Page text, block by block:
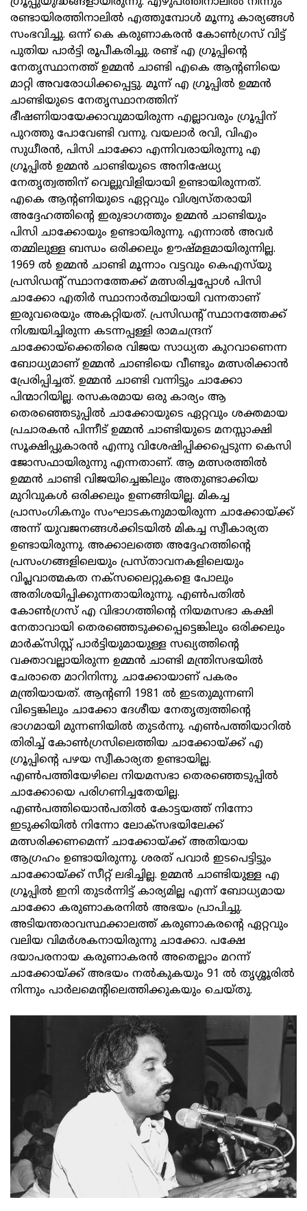
രണ്ടായിരത്തിനാലില്‍ എത്തുമ്പോള്‍ മൂന്നു കാര്യങ്ങള്‍
സംഭവിച്ചു. ഒന്ന് കെ കരുണാകരന്‍ കോണ്‍ഗ്രസ് വിട്ട്
പുതിയ പാര്‍ട്ടി രൂപീകരിച്ചു. രണ്ട് എ ഗ്രൂപ്പിന്റെ
നേതൃസ്ഥാനത്ത് ഉമ്മന്‍ ചാണ്ടി എകെ ആന്റണിയെ
മാറ്റി അവരോധിക്കപ്പെട്ടു. മൂന്ന് എ ഗ്രൂപ്പില്‍ ഉമ്മന്‍
ചാണ്ടിയുടെ നേതൃസ്ഥാനത്തിന്
ഭീഷണിയായേക്കാവുമായിരുന്ന എല്ലാവരും ഗ്രൂപ്പിന്
പുറത്തു പോവേണ്ടി വന്നു. വയലാര്‍ രവി, വിഎം
സുധീരന്‍, പിസി ചാക്കോ എന്നിവരായിരുന്നു എ
ഗ്രൂപ്പില്‍ ഉമ്മന്‍ ചാണ്ടിയുടെ അനിഷേധ്യ
നേതൃത്വത്തിന് വെല്ലുവിളിയായി ഉണ്ടായിരുന്നത്.
എകെ ആന്റണിയുടെ ഏറ്റവും വിശ്വസ്തരായി
അദ്ദേഹത്തിന്റെ ഇരുഭാഗത്തും ഉമ്മന്‍ ചാണ്ടിയും
പിസി ചാക്കോയും ഉണ്ടായിരുന്നു. എന്നാല്‍ അവര്‍
തമ്മിലുള്ള ബന്ധം ഒരിക്കലും ഊഷ്മളമായിരുന്നില്ല.
1969 ല്‍ ഉമ്മന്‍ ചാണ്ടി മൂന്നാം വട്ടവും കെഎസ്‌യു
പ്രസിഡന്റ് സ്ഥാനത്തേക്ക് മത്സരിച്ചപ്പോള്‍ പിസി
ചാക്കോ എതിര്‍ സ്ഥാനാര്‍ത്ഥിയായി വന്നതാണ്
ഇരുവരെയും അകറ്റിയത്. പ്രസിഡന്റ് സ്ഥാനത്തേക്ക്
നിശ്ചയിച്ചിരുന്ന കടന്നപ്പള്ളി രാമചന്ദ്രന്
ചാക്കോയ്‌ക്കെതിരെ വിജയ സാധ്യത കുറവാണെന്ന
ബോധ്യമാണ് ഉമ്മന്‍ ചാണ്ടിയെ വീണ്ടും മത്സരിക്കാന്‍
പ്രേരിപ്പിച്ചത്. ഉമ്മന്‍ ചാണ്ടി വന്നിട്ടും ചാക്കോ
പിന്മാറിയില്ല. രസകരമായ ഒരു കാര്യം ആ
തെരഞ്ഞെടുപ്പില്‍ ചാക്കോയുടെ ഏറ്റവും ശക്തമായ
പ്രചാരകന്‍ പിന്നീട് ഉമ്മന്‍ ചാണ്ടിയുടെ മനസ്സാക്ഷി
സൂക്ഷിപ്പുകാരന്‍ എന്നു വിശേഷിപ്പിക്കപ്പെടുന്ന കെസി
ജോസഫായിരുന്നു എന്നതാണ്. ആ മത്സരത്തില്‍
ഉമ്മന്‍ ചാണ്ടി വിജയിച്ചെങ്കിലും അതുണ്ടാക്കിയ
മുറിവുകള്‍ ഒരിക്കലും ഉണങ്ങിയില്ല. മികച്ച
പ്രാസംഗികനും സംഘാടകനുമായിരുന്ന ചാക്കോയ്ക്ക്
അന്ന് യുവജനങ്ങള്‍ക്കിടയില്‍ മികച്ച സ്വീകാര്യത
ഉണ്ടായിരുന്നു. അക്കാലത്തെ അദ്ദേഹത്തിന്റെ
പ്രസംഗങ്ങളിലെയും പ്രസ്താവനകളിലെയും
വിപ്ലവാത്മകത നക്സലൈറ്റുകളെ പോലും
അതിശയിപ്പിക്കുന്നതായിരുന്നു. എണ്‍പതില്‍
കോണ്‍ഗ്രസ് എ വിഭാഗത്തിന്റെ നിയമസഭാ കക്ഷി
നേതാവായി തെരഞ്ഞെടുക്കപ്പെട്ടെങ്കിലും ഒരിക്കലും
മാര്‍ക്‌സിസ്റ്റ് പാര്‍ട്ടിയുമായുള്ള സഖ്യത്തിന്റെ
വക്താവല്ലായിരുന്ന ഉമ്മന്‍ ചാണ്ടി മന്ത്രിസഭയില്‍
ചേരാതെ മാറിനിന്നു. ചാക്കോയാണ് പകരം
മന്ത്രിയായത്. ആന്റണി 1981 ല്‍ ഇടതുമുന്നണി
വിട്ടെങ്കിലും ചാക്കോ ദേശീയ നേതൃത്വത്തിന്റെ
ഭാഗമായി മുന്നണിയില്‍ തുടര്‍ന്നു. എണ്‍പത്തിയാറില്‍
തിരിച്ച് കോണ്‍ഗ്രസിലെത്തിയ ചാക്കോയ്ക്ക് എ
ഗ്രൂപ്പിന്റെ പഴയ സ്വീകാര്യത ഉണ്ടായില്ല.
എണ്‍പത്തിയേഴിലെ നിയമസഭാ തെരഞ്ഞെടുപ്പില്‍
ചാക്കോയെ പരിഗണിച്ചതേയില്ല.
എണ്‍പത്തിയൊന്‍പതില്‍ കോട്ടയത്ത് നിന്നോ
ഇടുക്കിയില്‍ നിന്നോ ലോക്‌സഭയിലേക്ക്
മത്സരിക്കണമെന്ന് ചാക്കോയ്ക്ക് അതിയായ
ആഗ്രഹം ഉണ്ടായിരുന്നു. ശരത് പവാര്‍ ഇടപെട്ടിട്ടും
ചാക്കോയ്ക്ക് സീറ്റ് ലഭിച്ചില്ല. ഉമ്മന്‍ ചാണ്ടിയുള്ള എ
ഗ്രൂപ്പില്‍ ഇനി തുടര്‍ന്നിട്ട് കാര്യമില്ല എന്ന് ബോധ്യമായ
ചാക്കോ കരുണാകരനില്‍ അഭയം പ്രാപിച്ചു.
അടിയന്തരാവസ്ഥക്കാലത്ത് കരുണാകരന്റെ ഏറ്റവും
വലിയ വിമര്‍ശകനായിരുന്നു ചാക്കോ. പക്ഷേ
ദയാപരനായ കരുണാകരന്‍ അതെല്ലാം മറന്ന്
ചാക്കോയ്ക്ക് അഭയം നല്‍കുകയും 91 ല്‍ തൃശ്ശൂരില്‍
നിന്നും പാര്‍ലമെന്റിലെത്തിക്കുകയും ചെയ്തു.